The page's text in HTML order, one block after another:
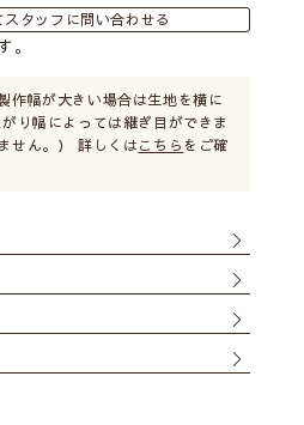
タッフに問い合わせる
作幅が大きい場合は生地を横に
り幅によっては継ぎ目ができま
せん。） 詳しくはこちら をご確